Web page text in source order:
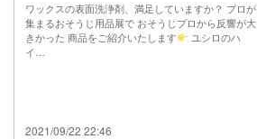
ワックスの表面洗浄剤、満足していますか？ プロが
集まるおそうじ用品展で おそうじプロから反響が大
きかった 商品をご紹介いたします
ユシロのハ
イ…
2021/09/22 22:46